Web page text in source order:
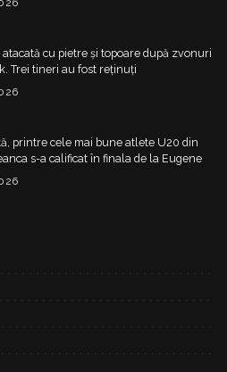
cu pietre și topoare după zvonuri
Trei tineri au fost reținuți
printre cele mai bune atlete U20 din
s-a calificat în finala de la Eugene